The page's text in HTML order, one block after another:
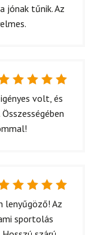
jónak tűnik. Az
Értékelés:
5 / 5
volt, és
/ 5
lenyűgöző! Az
sportolás